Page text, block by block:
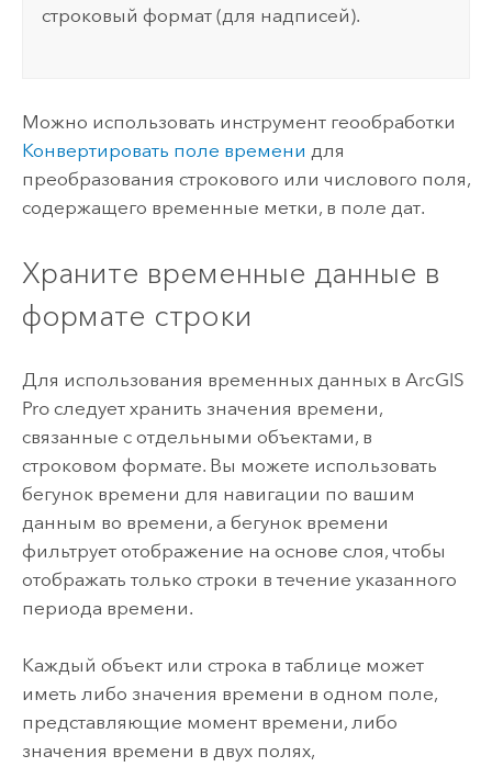
строковый формат (для надписей).
Можно использовать инструмент геообработки
Конвертировать поле времени для
преобразования строкового или числового поля,
содержащего временные метки, в поле дат.
Храните временные данные в
формате строки
Для использования временных данных в ArcGIS
Proследует хранить значения времени,
связанные с отдельными объектами, в
строковом формате. Вы можете использовать
бегунок времени для навигации по вашим
данным во времени, а бегунок времени
фильтрует отображение на основе слоя, чтобы
отображать только строки в течение указанного
периода времени.
Каждый объект или строка в таблице может
иметь либо значения времени в одном поле,
представляющие момент времени, либо
значения времени в двух полях,